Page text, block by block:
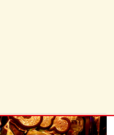
できる演出モード